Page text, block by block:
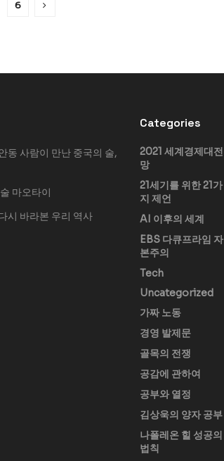
6
동 사람이 만난 중국의 술,
마오타이
시 바라본 우리 역사
Categories
2021 세계경제대전
망
21세기를 위한 21가
지 제언
AI 이후의 세계
EBS 다큐프라임 자
본주의
Tech
Uncategorized
가짜 노동
경영 발제문
골목의 전쟁
공감에 관하여
공부와 열정
김상욱의 양자 공부
나폴레온 힐 성공의
법칙